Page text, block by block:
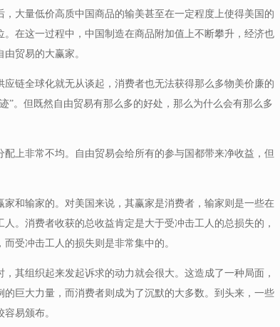
大量低价高质中国商品的输美甚至在一定程度上使得美国的
在这一过程中，中国制造在商品附加值上不断攀升，经济也
贸易的大赢家。
链全球化就无从谈起，消费者也无法获得那么多物美价廉的
”。但既然自由贸易有那么多的好处，那么为什么会有那么多
上非常不均。自由贸易会给所有的参与国都带来净收益，但
和输家的。对美国来说，其赢家是消费者，输家则是一些在
。消费者收获的总收益肯定是大于受冲击工人的总损失的，
受冲击工人的损失则是非常集中的。
其组织起来发起诉求的动力就会很大。这造成了一种局面，
的巨大力量，而消费者则成为了沉默的大多数。到头来，一些
易颁布。